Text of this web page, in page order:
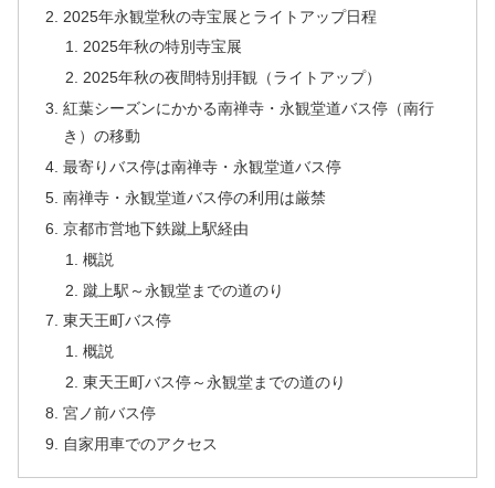
2025年永観堂秋の寺宝展とライトアップ日程
2025年秋の特別寺宝展
2025年秋の夜間特別拝観（ライトアップ）
紅葉シーズンにかかる南禅寺・永観堂道バス停（南行
き）の移動
最寄りバス停は南禅寺・永観堂道バス停
南禅寺・永観堂道バス停の利用は厳禁
京都市営地下鉄蹴上駅経由
概説
蹴上駅～永観堂までの道のり
東天王町バス停
概説
東天王町バス停～永観堂までの道のり
宮ノ前バス停
自家用車でのアクセス